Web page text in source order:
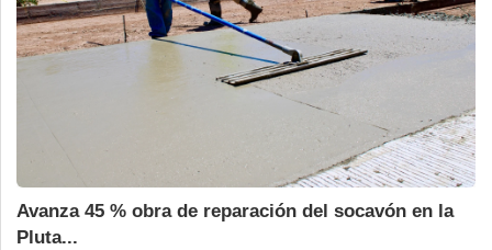
Avanza 45 % obra de reparación del socavón en la
Pluta...